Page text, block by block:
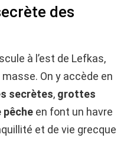
des
à l’est de Lefkas,
On y accède en
secrètes, grottes
pêche en font un havre
et de vie grecque